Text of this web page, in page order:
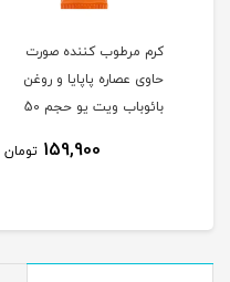
کرم مرطوب کننده صورت
حاوی عصاره پاپایا و روغن
بائوباب ویت یو حجم 50
159,900 تومان